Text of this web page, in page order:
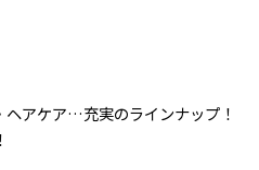
ヘアケア…充実のラインナップ！